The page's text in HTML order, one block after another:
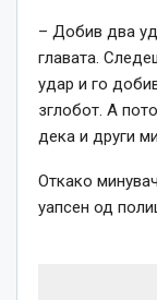
– Добив два
главата.
удар и го
зглобот. А
дека и други
Откако
уапсен од